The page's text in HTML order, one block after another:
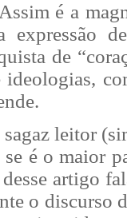
é a
expressão
de
leitor
é o maior
artigo
o discurso